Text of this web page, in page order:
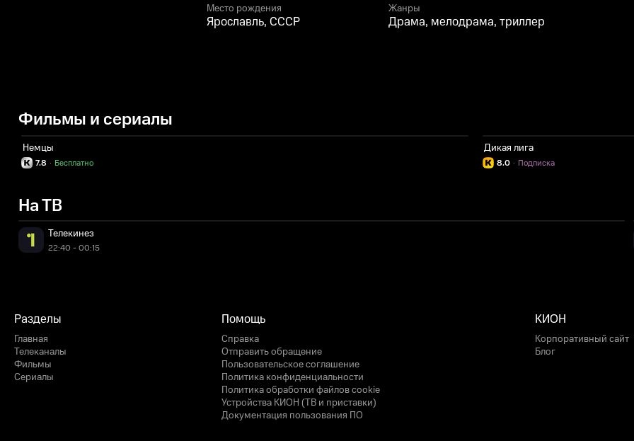
Место рождения
Ярославль, СССР
Жанры
Драма, мелодрама, триллер
Фильмы и сериалы
Немцы
7.8 Бесплатно
·
Дикая лига
8.0 Подписка
·
На ТВ
Телекинез
22:40 - 00:15
Разделы
Главная
Телеканалы
Фильмы
Сериалы
Помощь
Справка
Отправить обращение
Пользовательское соглашение
Политика конфиденциальности
Политика обработки файлов cookie
Устройства КИОН (ТВ и приставки)
Документация пользования ПО
КИОН
Корпоративный сайт
Блог